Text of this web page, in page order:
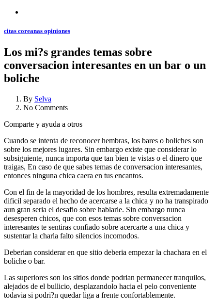
citas coreanas opiniones
Los mi?s grandes temas sobre
conversacion interesantes en un bar o un
boliche
By Selva
No Comments
Comparte y ayuda a otros
Cuando se intenta de reconocer hembras, los bares o boliches son
sobre los mejores lugares. Sin embargo existe que considerar lo
subsiguiente, nunca importa que tan bien te vistas o el dinero que
traigas, En caso de que sabes temas de conversacion interesantes,
entonces ninguna chica caera en tus encantos.
Con el fin de la mayoridad de los hombres, resulta extremadamente
dificil separado el hecho de acercarse a la chica y no ha transpirado
aun gran seri­a el desafio sobre hablarle. Sin embargo nunca
desesperen chicos, que con esos temas sobre conversacion
interesantes te sentiras confiado sobre acercarte a una chica y
sustentar la charla falto silencios incomodos.
Deberi­an considerar en que sitio deberia empezar la chachara en el
boliche o bar.
Las superiores son los sitios donde podri­an permanecer tranquilos,
alejados de el bullicio, desplazandolo hacia el pelo conveniente
todavia si podri?n quedar liga a frente confortablemente.